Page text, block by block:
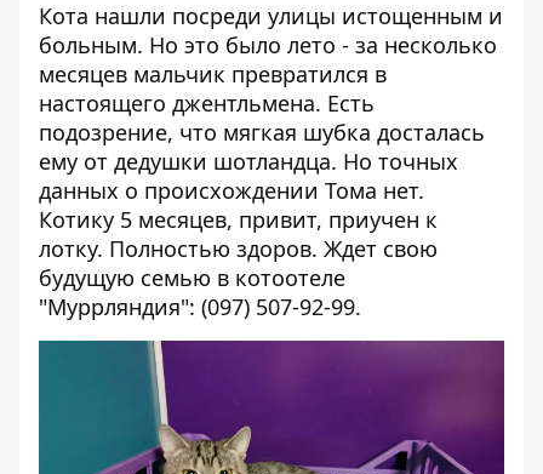
Кота нашли посреди улицы истощенным и
больным. Но это было лето - за несколько
месяцев мальчик превратился в
настоящего джентльмена. Есть
подозрение, что мягкая шубка досталась
ему от дедушки шотландца. Но точных
данных о происхождении Тома нет.
Котику 5 месяцев, привит, приучен к
лотку. Полностью здоров. Ждет свою
будущую семью в котоотеле
"Муррляндия": (097) 507-92-99.